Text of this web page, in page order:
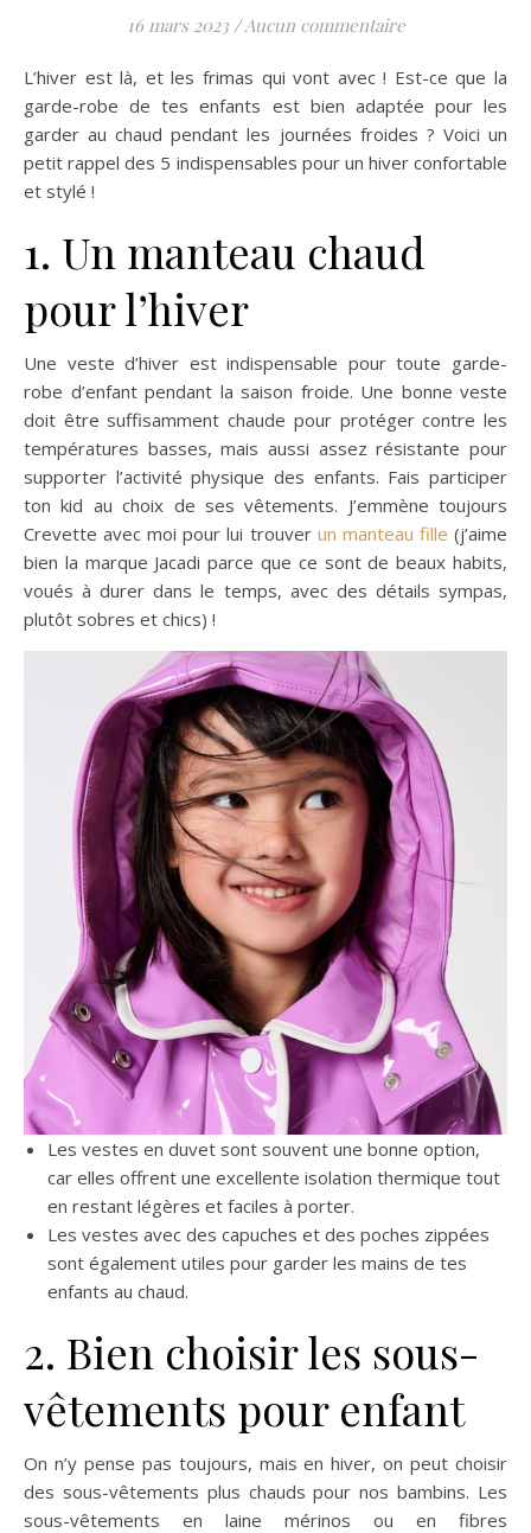
16 mars 2023 / Aucun commentaire
L’hiver est là, et les frimas qui vont avec ! Est-ce que la
garde-robe de tes enfants est bien adaptée pour les
garder au chaud pendant les journées froides ? Voici un
petit rappel des 5 indispensables pour un hiver confortable
et stylé !
1. Un manteau chaud
pour l’hiver
Une veste d’hiver est indispensable pour toute garde-
robe d’enfant pendant la saison froide. Une bonne veste
doit être suffisamment chaude pour protéger contre les
températures basses, mais aussi assez résistante pour
supporter l’activité physique des enfants. Fais participer
ton kid au choix de ses vêtements. J’emmène toujours
Crevette avec moi pour lui trouver un manteau fille (j’aime
bien la marque Jacadi parce que ce sont de beaux habits,
voués à durer dans le temps, avec des détails sympas,
plutôt sobres et chics) !
Les vestes en duvet sont souvent une bonne option,
car elles offrent une excellente isolation thermique tout
en restant légères et faciles à porter.
Les vestes avec des capuches et des poches zippées
sont également utiles pour garder les mains de tes
enfants au chaud.
2. Bien choisir les sous-
vêtements pour enfant
On n’y pense pas toujours, mais en hiver, on peut choisir
des sous-vêtements plus chauds pour nos bambins. Les
sous-vêtements en laine mérinos ou en fibres